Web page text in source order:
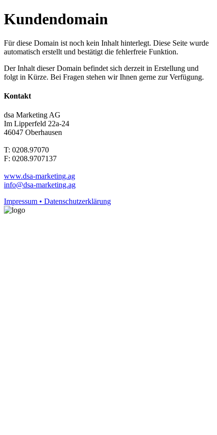
Kundendomain
Für diese Domain ist noch kein Inhalt hinterlegt. Diese Seite wurde
automatisch erstellt und bestätigt die fehlerfreie Funktion.
Der Inhalt dieser Domain befindet sich derzeit in Erstellung und
folgt in Kürze. Bei Fragen stehen wir Ihnen gerne zur Verfügung.
Kontakt
dsa Marketing AG
Im Lipperfeld 22a-24
46047 Oberhausen
T: 0208.97070
F: 0208.9707137
www.dsa-marketing.ag
info@dsa-marketing.ag
Impressum • Datenschutzerklärung